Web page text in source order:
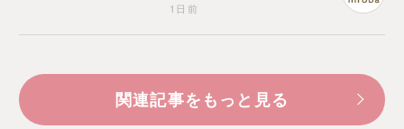
1日前
関連記事をもっと見る